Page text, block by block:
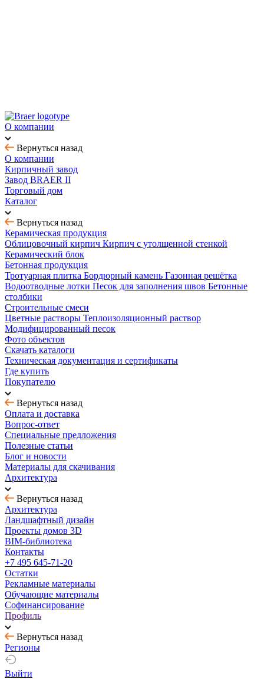
О компании
Вернуться назад
О компании
Кирпичный завод
Завод BRAER II
Торговый дом
Каталог
Вернуться назад
Керамическая продукция
Облицовочный кирпич Кирпич с утолщенной стенкой
Керамический блок
Бетонная продукция
Тротуарная плитка Бордюрный камень Газонная решётка
Водоотводные лотки Песок для заполнения швов Бетонные
столбики
Строительные смеси
Цветные растворы Теплоизоляционный раствор
Модифицированный песок
Фото объектов
Скачать каталоги
Техническая документация и сертификаты
Где купить
Покупателю
Вернуться назад
Оплата и доставка
Вопрос-ответ
Специальные предложения
Полезные статьи
Блог и новости
Материалы для скачивания
Архитектура
Вернуться назад
Архитектура
Ландшафтный дизайн
Проекты домов 3D
BIM-библиотека
Контакты
+7 495 645-71-20
Остатки
Рекламные материалы
Обучающие материалы
Софинансирование
Профиль
Вернуться назад
Регионы
Выйти